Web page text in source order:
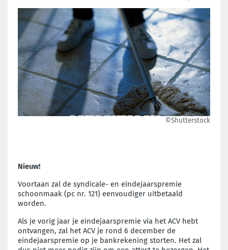
©Shutterstock
Nieuw!
Voortaan zal de syndicale- en eindejaarspremie
schoonmaak (pc nr. 121) eenvoudiger uitbetaald
worden.
Als je vorig jaar je eindejaarspremie via het ACV hebt
ontvangen, zal het ACV je rond 6 december de
eindejaarspremie op je bankrekening storten. Het zal